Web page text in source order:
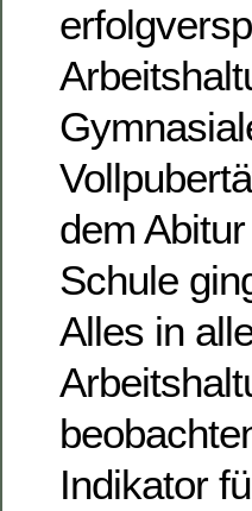
dem
Schule
Alles in
Indikator